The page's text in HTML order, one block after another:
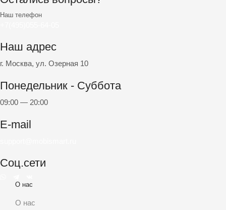
Наш телефон
Наш адрес
г. Москва, ул. Озерная 10
Понедельник - Суббота
09:00 — 20:00
E-mail
Соц.сети
WhatsappTelegram
О нас
О нас